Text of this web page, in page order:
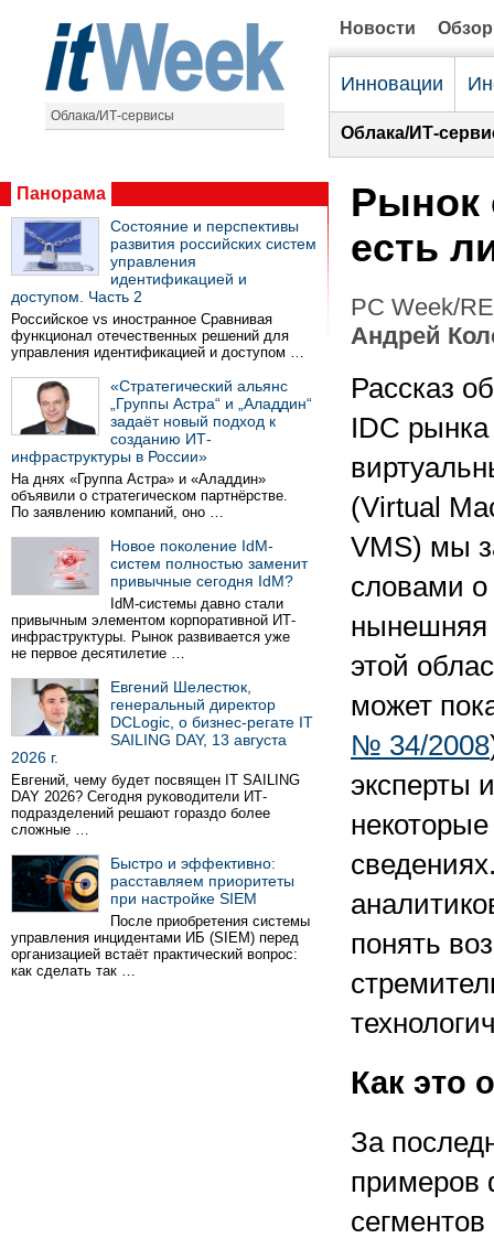
Облака/ИТ-сервисы
Новости
Инновации
Облака/ИТ-
Панорама
Состояние и перспективы
развития российских систем
управления
идентификацией и
доступом. Часть 2
Российское vs иностранное Сравнивая
функционал отечественных решений для
управления идентификацией и доступом …
«Стратегический альянс
„Группы Астра“ и „Аладдин“
задаёт новый подход к
созданию ИТ-
инфраструктуры в России»
На днях «Группа Астра» и «Аладдин»
объявили о стратегическом партнёрстве.
По заявлению компаний, оно …
Новое поколение IdM-
систем полностью заменит
привычные сегодня IdM?
IdM-системы давно стали
привычным элементом корпоративной ИТ-
инфраструктуры. Рынок развивается уже
не первое десятилетие …
Евгений Шелестюк,
генеральный директор
DCLogic, о бизнес-регате IT
SAILING DAY, 13 августа
2026 г.
Евгений, чему будет посвящен IT SAILING
DAY 2026? Сегодня руководители ИТ-
подразделений решают гораздо более
сложные …
Быстро и эффективно:
расставляем приоритеты
при настройке SIEM
После приобретения системы
управления инцидентами ИБ (SIEM) перед
организацией встаёт практический вопрос:
как сделать так …
Рынок
есть
PC Week/
Андрей
Рассказ
IDC
(Virtual
VMS) мы
словами о
нынешняя
этой
может
№ 34/2008
эксперты
понять
Как это
За
примеров